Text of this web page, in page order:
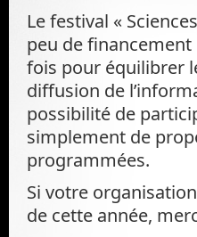
Le festival «
peu de
fois pour équilibrer
diffusion de
possibilité de
simplement de
programmées.
Si votre
de cette année,